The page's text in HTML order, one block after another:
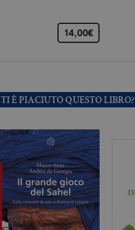
14,00€
TI È PIACIUTO QUESTO LIBRO?